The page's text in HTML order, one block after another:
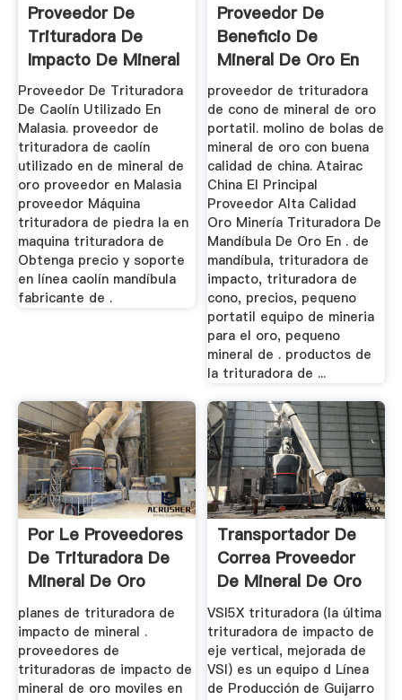
Proveedor De
Trituradora De
Impacto De Mineral
De Oro ...
Proveedor De Trituradora
De Caolín Utilizado En
Malasia. proveedor de
trituradora de caolín
utilizado en de mineral de
oro proveedor en Malasia
proveedor Máquina
trituradora de piedra la en
maquina trituradora de
Obtenga precio y soporte
en línea caolín mandíbula
fabricante de .
Proveedor De
Beneficio De
Mineral De Oro En
China
proveedor de trituradora
de cono de mineral de oro
portatil. molino de bolas de
mineral de oro con buena
calidad de china. Atairac
China El Principal
Proveedor Alta Calidad
Oro Minería Trituradora De
Mandíbula De Oro En . de
mandíbula, trituradora de
impacto, trituradora de
cono, precios, pequeno
portatil equipo de mineria
para el oro, pequeno
mineral de . productos de
la trituradora de ...
Por Le Proveedores
De Trituradora De
Mineral De Oro
Angola
planes de trituradora de
impacto de mineral .
proveedores de
trituradoras de impacto de
mineral de oro moviles en
Transportador De
Correa Proveedor
De Mineral De Oro
En Dubai
VSI5X trituradora (la última
trituradora de impacto de
eje vertical, mejorada de
VSI) es un equipo d Línea
de Producción de Guijarro